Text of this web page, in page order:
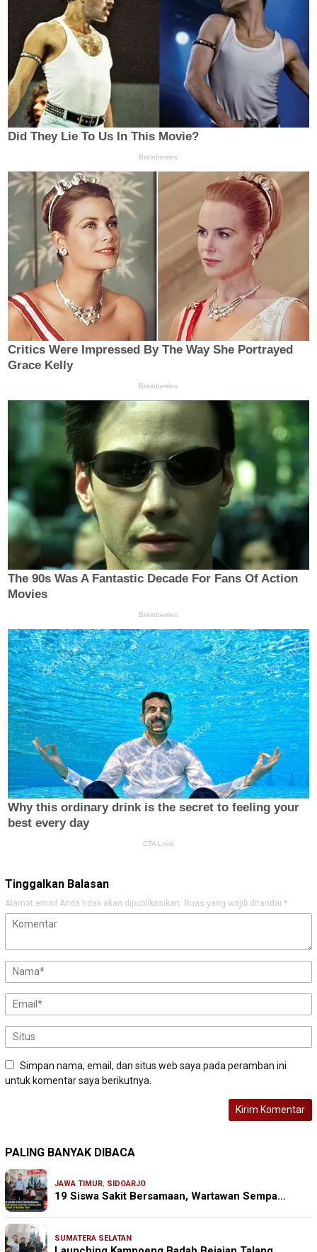
Tinggalkan Balasan
Alamat email Anda tidak akan dipublikasikan. Ruas yang wajib ditandai *
Simpan nama, email, dan situs web saya pada peramban ini
untuk komentar saya berikutnya.
PALING BANYAK DIBACA
JAWA TIMUR, SIDOARJO
19 Siswa Sakit Bersamaan, Wartawan Sempa…
SUMATERA SELATAN